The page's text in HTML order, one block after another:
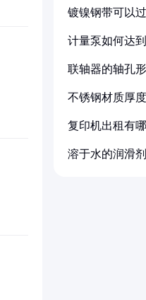
镀镍钢带可以
计量泵如何达
联轴器的轴孔
不锈钢材质厚
复印机出租有
溶于水的润滑